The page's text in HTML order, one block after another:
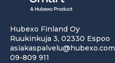
Hubexo Finland Oy
Ruukinkuja 3, 02330 Espoo
asiakaspalvelu@hubexo.com
09-809 911